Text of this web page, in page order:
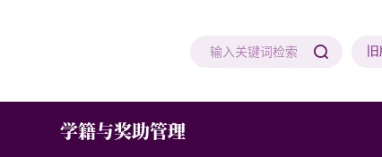
学籍与奖助管理